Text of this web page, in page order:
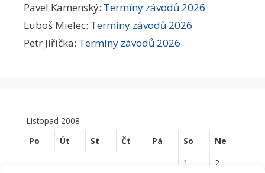
Pavel Kamenský: Termíny závodů 2026
Luboš Mielec: Termíny závodů 2026
Petr Jiřička: Termíny závodů 2026
Listopad 2008
Po
Út St Čt Pá So
Ne
1
2